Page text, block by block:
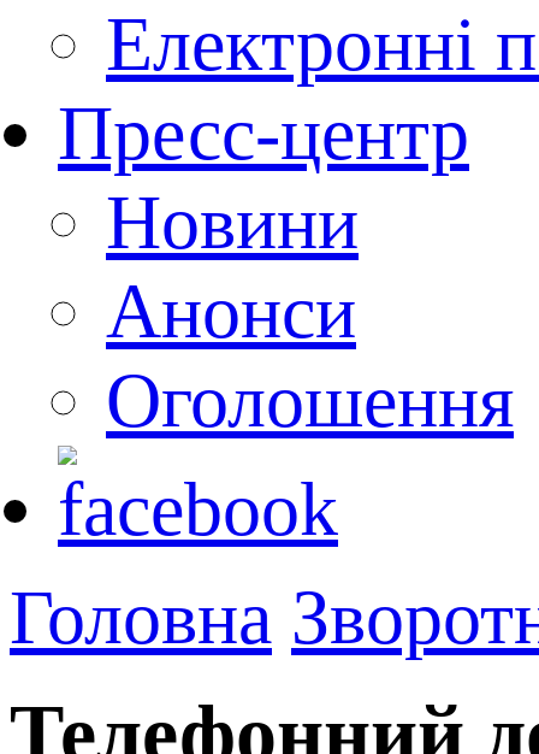
Електронні
Пресс-центр
Новини
Анонси
Оголошення
Головна
Телефонний